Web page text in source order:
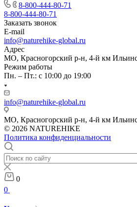
8-800-444-80-71
8-800-444-80-71
Заказать звонок
E-mail
info@naturehike-global.ru
Адрес
МО, Красногорский р-н, 4-й км
Режим работы
Пн. – Пт.: с 10:00 до 19:00
info@naturehike-global.ru
МО, Красногорский р-н, 4-й км
© 2026 NATUREHIKE
Политика конфиденциальности
0
0